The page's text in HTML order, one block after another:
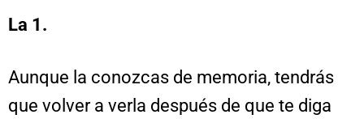
La 1.
Aunque la conozcas de memoria, tendrás
que volver a verla después de que te diga